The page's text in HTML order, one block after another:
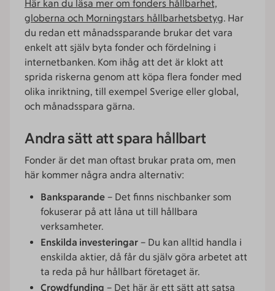
Här kan du läsa mer om fonders hållbarhet,
globerna och Morningstars hållbarhetsbetyg. Har
du redan ett månadssparande brukar det vara
enkelt att själv byta fonder och fördelning i
internetbanken. Kom ihåg att det är klokt att
sprida riskerna genom att köpa flera fonder med
olika inriktning, till exempel Sverige eller global,
och månadsspara gärna.
Andra sätt att spara hållbart
Fonder är det man oftast brukar prata om, men
här kommer några andra alternativ:
Banksparande – Det finns nischbanker som
fokuserar på att låna ut till hållbara
verksamheter.
Enskilda investeringar – Du kan alltid handla i
enskilda aktier, då får du själv göra arbetet att
ta reda på hur hållbart företaget är.
Crowdfunding – Det här är ett sätt att satsa